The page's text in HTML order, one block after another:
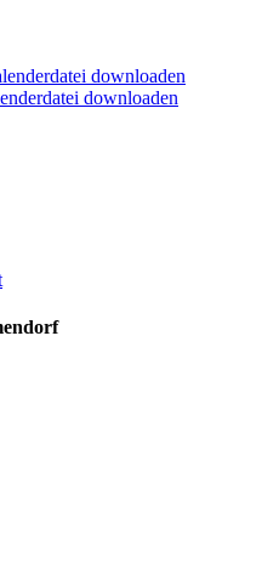
downloaden
downloaden